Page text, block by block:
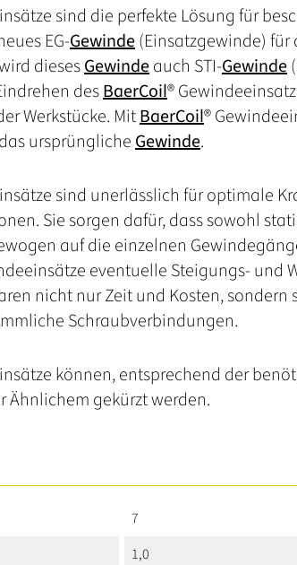
sind die perfekte Lösung für
EG-Gewinde(Einsatzgewinde) für
diesesGewindeauch STI-Gewinde
desBaerCoil®
Werkstücke. MitBaerCoil®
ursprünglicheGewinde.
sind unerlässlich für optimale
Sie sorgen dafür, dass sowohl
auf die einzelnen
eventuelle Steigungs- und
nicht nur Zeit und Kosten,
Schraubverbindungen.
können, entsprechend der
Ähnlichem gekürzt werden.
7
1,0